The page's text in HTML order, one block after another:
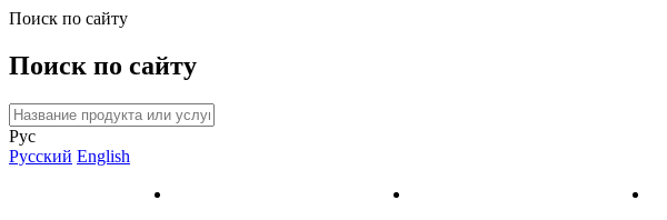
Поиск по сайту
Поиск по сайту
Рус
Русский English